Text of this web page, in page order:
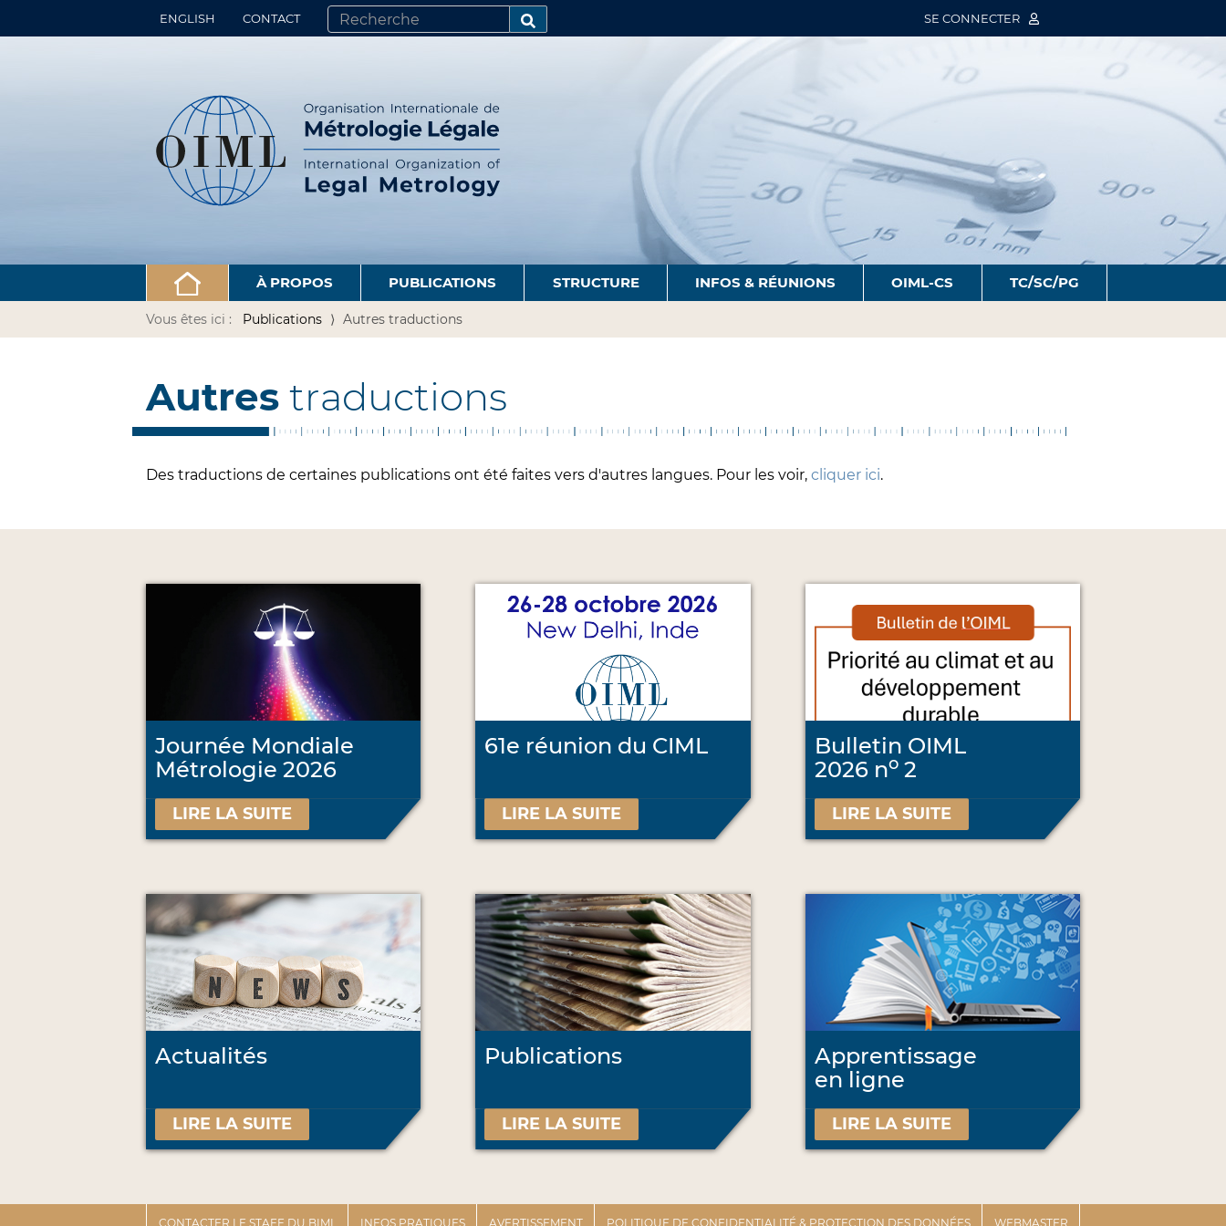
ENGLISH CONTACT
CHERCHER PAR
RECHERCHE AVANCÉE…
SE CONNECTER
À PROPOS PUBLICATIONS STRUCTURE INFOS & RÉUNIONS OIML-CS TC/SC/PG
Vous êtes ici : Publications Autres traductions
Autres traductions
Des traductions de certaines publications ont été faites vers d'autres langues. Pour les voir, cliquer ici.
Journée Mondiale
Métrologie 2026
LIRE LA SUITE
61e réunion du CIML
LIRE LA SUITE
Bulletin OIML
2026 no2
LIRE LA SUITE
Actualités
LIRE LA SUITE
Publications
LIRE LA SUITE
Apprentissage
en ligne
LIRE LA SUITE
CONTACTER LE STAFF DU BIML INFOS PRATIQUES AVERTISSEMENT POLITIQUE DE CONFIDENTIALITÉ & PROTECTION DES DONNÉES WEBMASTER